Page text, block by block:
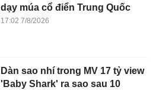
dạy múa cổ điển Trung Quốc
17:02 7/8/2026
Dàn sao nhí trong MV 17 tỷ view
'Baby Shark' ra sao sau 10